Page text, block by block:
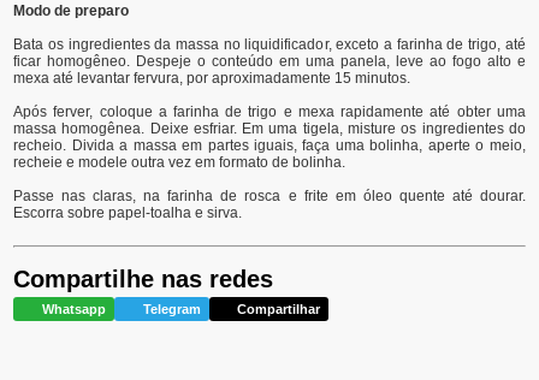
Modo de preparo
Bata os ingredientes da massa no liquidificador, exceto a farinha de trigo, até
ficar homogêneo. Despeje o conteúdo em uma panela, leve ao fogo alto e
mexa até levantar fervura, por aproximadamente 15 minutos.
Após ferver, coloque a farinha de trigo e mexa rapidamente até obter uma
massa homogênea. Deixe esfriar. Em uma tigela, misture os ingredientes do
recheio. Divida a massa em partes iguais, faça uma bolinha, aperte o meio,
recheie e modele outra vez em formato de bolinha.
Passe nas claras, na farinha de rosca e frite em óleo quente até dourar.
Escorra sobre papel-toalha e sirva.
Compartilhe nas redes
Whatsapp Telegram Compartilhar